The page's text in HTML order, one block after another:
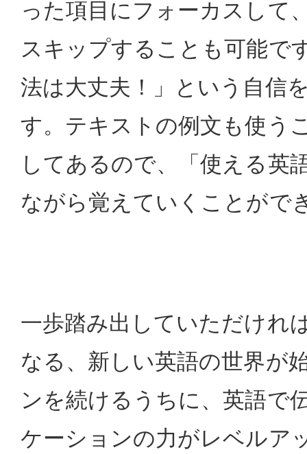
った項目にフォーカスして
スキップすることも可能で
法は大丈夫！」という自信
す。テキストの例文も使う
してあるので、「使える英
ながら覚えていくことがで
一歩踏み出していただけれ
なる、新しい英語の世界が
ンを続けるうちに、英語で
ケーションの力がレベルア